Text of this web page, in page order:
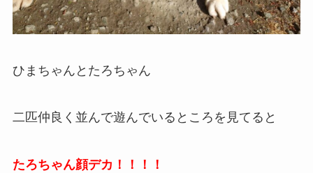
ひまちゃんとたろちゃん
二匹仲良く並んで遊んでいるところを見てると
たろちゃん顔デカ！！！！